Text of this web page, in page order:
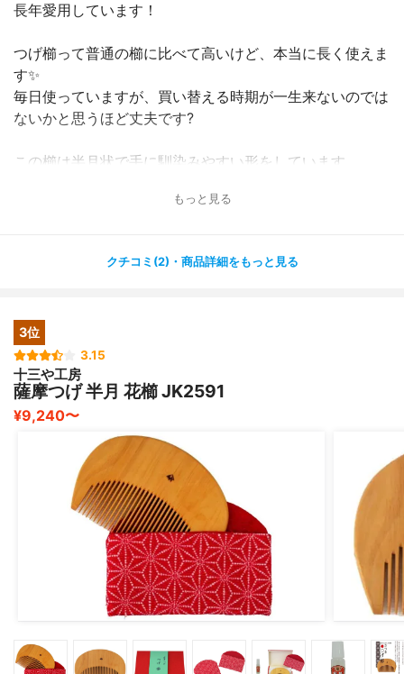
長年愛用しています！
つげ櫛って普通の櫛に比べて高いけど、本当に長く使えま
す✨
毎日使っていますが、買い替える時期が一生来ないのでは
ないかと思うほど丈夫です?
この櫛は半月状で手に馴染みやすい形をしています。
もっと見る
クチコミ(2)・商品詳細をもっと見る
3位
3.15
十三や工房
薩摩つげ 半月 花櫛 JK2591
¥9,240〜